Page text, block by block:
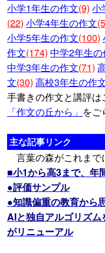
小学1年生の作文(9) 小
(22) 小学4年生の作文
小学5年生の作文(100)
作文(174) 中学2年生の
中学3年生の作文(71)
文(30) 高校3年生の作
手書きの作文と講評
「作文の丘から」 をご
主な記事リンク
言葉の森がこれまで
■小1から高3まで、年
●評価サンプル
●知識偏重の教育から
AIと独自アルゴリズム
がリニューアル